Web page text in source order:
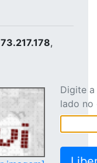
,
Digite
lado no